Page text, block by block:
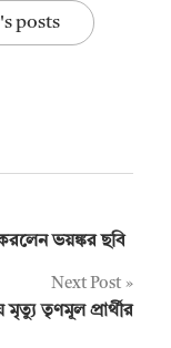
posts
ভয়ঙ্কর ছবি
Next Post
তৃণমূল প্রার্থীর